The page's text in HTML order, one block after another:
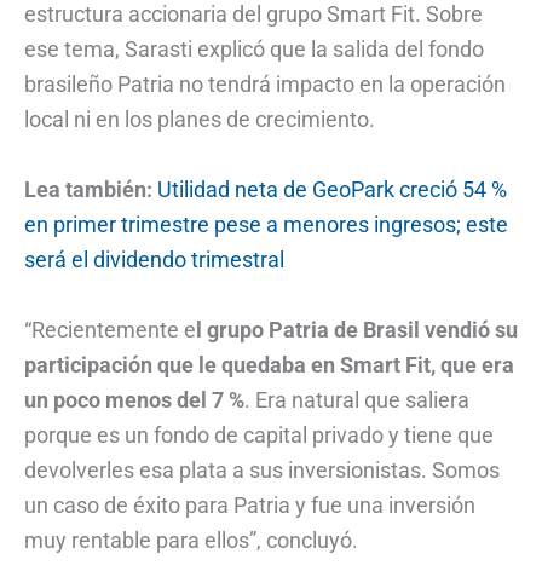
estructura accionaria del grupo Smart Fit. Sobre
ese tema, Sarasti explicó que la salida del fondo
brasileño Patria no tendrá impacto en la operación
local ni en los planes de crecimiento.
Lea también: Utilidad neta de GeoPark creció 54 %
en primer trimestre pese a menores ingresos; este
será el dividendo trimestral
“Recientemente e l grupo Patria de Brasil vendió su
participación que le quedaba en Smart Fit, que era
un poco menos del 7 %. Era natural que saliera
porque es un fondo de capital privado y tiene que
devolverles esa plata a sus inversionistas. Somos
un caso de éxito para Patria y fue una inversión
muy rentable para ellos”, concluyó.